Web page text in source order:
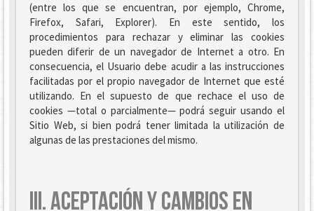
(entre los que se encuentran, por ejemplo, Chrome,
Firefox, Safari, Explorer). En este sentido, los
procedimientos para rechazar y eliminar las cookies
pueden diferir de un navegador de Internet a otro. En
consecuencia, el Usuario debe acudir a las instrucciones
facilitadas por el propio navegador de Internet que esté
utilizando. En el supuesto de que rechace el uso de
cookies —total o parcialmente— podrá seguir usando el
Sitio Web, si bien podrá tener limitada la utilización de
algunas de las prestaciones del mismo.
III. ACEPTACIÓN Y CAMBIOS EN